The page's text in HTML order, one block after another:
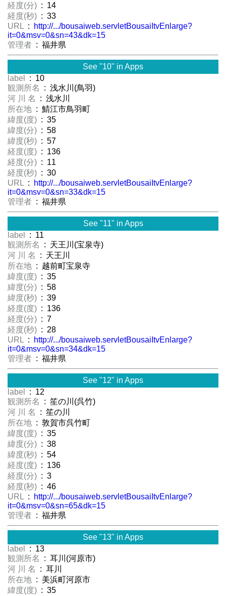
経度(分) : 14
経度(秒) : 33
URL :
http://.../bousaiweb.servletBousaiItvEnlarge?
it=0&msv=0&sn=43&dk=15
管理者 : 福井県
See "10" in Apps
label
: 10
観測所名
: 浅水川(鳥羽)
河 川 名
: 浅水川
所在地 : 鯖江市鳥羽町
緯度(度) : 35
緯度(分) : 58
緯度(秒) : 57
経度(度) : 136
経度(分) : 11
経度(秒) : 30
URL :
http://.../bousaiweb.servletBousaiItvEnlarge?
it=0&msv=0&sn=33&dk=15
管理者 : 福井県
See "11" in Apps
label
: 11
観測所名
: 天王川(宝泉寺)
河 川 名
: 天王川
所在地 : 越前町宝泉寺
緯度(度) : 35
緯度(分) : 58
緯度(秒) : 39
経度(度) : 136
経度(分) : 7
経度(秒) : 28
URL :
http://.../bousaiweb.servletBousaiItvEnlarge?
it=0&msv=0&sn=34&dk=15
管理者 : 福井県
See "12" in Apps
label
: 12
観測所名
: 笙の川(呉竹)
河 川 名
: 笙の川
所在地 : 敦賀市呉竹町
緯度(度) : 35
緯度(分) : 38
緯度(秒) : 54
経度(度) : 136
経度(分) : 3
経度(秒) : 46
URL :
http://.../bousaiweb.servletBousaiItvEnlarge?
it=0&msv=0&sn=65&dk=15
管理者 : 福井県
See "13" in Apps
label
: 13
観測所名
: 耳川(河原市)
河 川 名
: 耳川
所在地 : 美浜町河原市
緯度(度) : 35